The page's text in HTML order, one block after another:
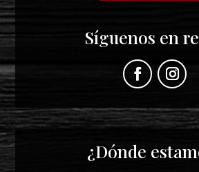
Síguenos en
¿Dónde